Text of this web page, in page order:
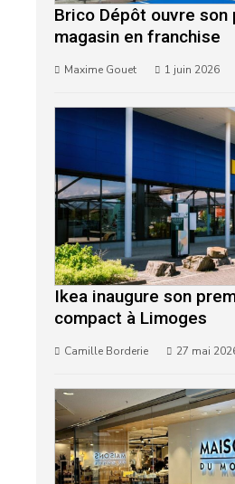
Brico Dépôt ouvre son
magasin en franchise
Maxime Gouet 1 juin 2026
Ikea inaugure son
compact à Limoges
Camille Borderie 27 mai